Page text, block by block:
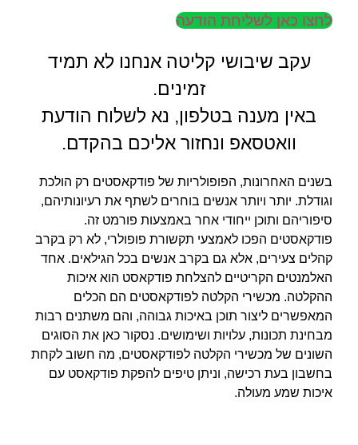
לחצו כאן לשליחת הודעה
עקב שיבושי קליטה אנחנו לא תמיד
זמינים.
באין מענה בטלפון, נא לשלוח הודעת
וואטסאפ ונחזור אליכם בהקדם.
בשנים האחרונות, הפופולריות של פודקאסטים רק הולכת
וגודלת. יותר ויותר אנשים בוחרים לשתף את רעיונותיהם,
סיפוריהם ותוכן ייחודי אחר באמצעות פורמט זה.
פודקאסטים הפכו לאמצעי תקשורת פופולרי, לא רק בקרב
קהלים צעירים, אלא גם בקרב אנשים בכל הגילאים. אחד
האלמנטים הקריטיים להצלחת פודקאסט הוא איכות
ההקלטה. מכשירי הקלטה לפודקאסטים הם הכלים
המאפשרים ליצור תוכן באיכות גבוהה, והם משתנים רבות
מבחינת תכונות, עלויות ושימושים. נסקור כאן את הסוגים
השונים של מכשירי הקלטה לפודקאסטים, מה חשוב לקחת
בחשבון בעת רכישה, וניתן טיפים להפקת פודקאסט עם
איכות שמע מעולה.